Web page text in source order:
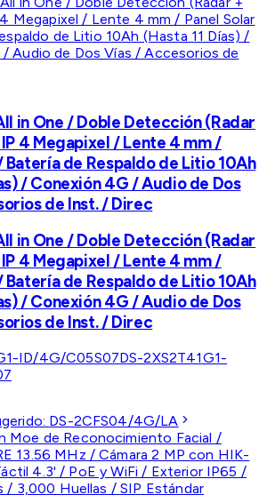
in One / Doble Detección (Radar
IP 4 Megapixel / Lente 4 mm /
Batería de Respaldo de Litio 10Ah
/ Conexión 4G / Audio de Dos
de Inst. / Direc
in One / Doble Detección (Radar
IP 4 Megapixel / Lente 4 mm /
Batería de Respaldo de Litio 10Ah
/ Conexión 4G / Audio de Dos
de Inst. / Direc
ID/4G/C05S07DS-2XS2T41G1-
DS-2CFS04/4G/LA